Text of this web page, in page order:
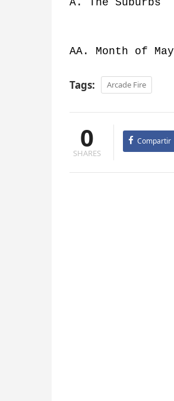
A. The Suburbs
AA. Month of May
Tags: Arcade Fire
0
SHARES
Compartir